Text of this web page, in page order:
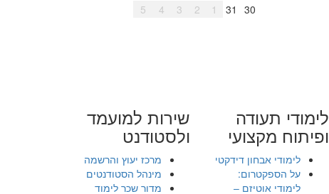
30
31
1
2
3
4
5
לימודי תעודה
ופיתוח מקצועי
לימודי אבחון דידקטי
על הספקטרום:
לימודי אוטיזם –
שירות למועמד
ולסטודנט
מרכז יעוץ והרשמה
מינהל הסטודנטים
מדור שכר לימוד